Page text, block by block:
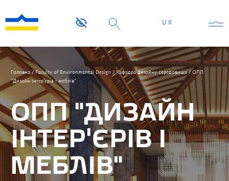
UK
Головна /Faculty of Environmental Design/ Кафедра дизайну середовища/ОПП
“Дизайн інтер’єрів і меблів”
ОПП “ДИЗАЙН
ІНТЕР’ЄРІВ І
МЕБЛІВ”